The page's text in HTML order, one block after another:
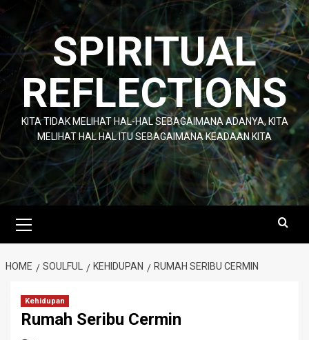
Skip
content
SPIRITUAL
REFLECTIONS
KITA TIDAK MELIHAT HAL-HAL SEBAGAIMANA ADANYA, KITA
MELIHAT HAL HAL ITU SEBAGAIMANA KEADAAN KITA
Menu
HOME SOULFUL KEHIDUPAN RUMAH SERIBU CERMIN
Kehidupan
Rumah Seribu Cermin